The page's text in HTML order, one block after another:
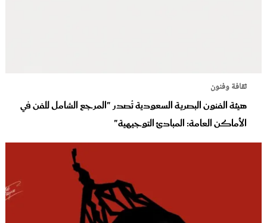
ثقافة وفنون
هيئة الفنون البصرية السعودية تُصدر "المرجع الشامل للفن في
الأماكن العامة: المبادئ التوجيهية"